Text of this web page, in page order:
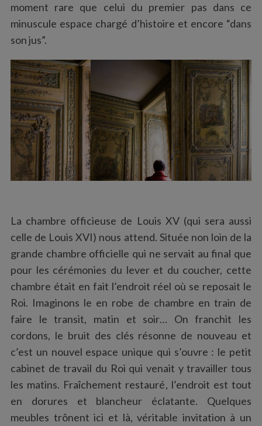
moment rare que celui du premier pas dans ce
minuscule espace chargé d’histoire et encore “dans
son jus”.
La chambre officieuse de Louis XV (qui sera aussi
celle de Louis XVI) nous attend. Située non loin de la
grande chambre officielle qui ne servait au final que
pour les cérémonies du lever et du coucher, cette
chambre était en fait l’endroit réel où se reposait le
Roi. Imaginons le en robe de chambre en train de
faire le transit, matin et soir… On franchit les
cordons, le bruit des clés résonne de nouveau et
c’est un nouvel espace unique qui s’ouvre : le petit
cabinet de travail du Roi qui venait y travailler tous
les matins. Fraîchement restauré, l’endroit est tout
en dorures et blancheur éclatante. Quelques
meubles trônent ici et là, véritable invitation à un